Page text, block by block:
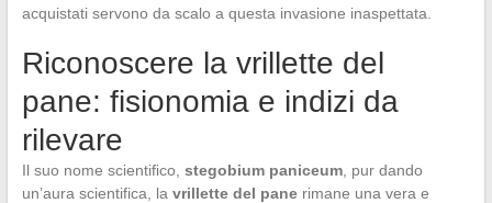
acquistati servono da scalo a questa invasione inaspettata.
Riconoscere la vrillette del
pane: fisionomia e indizi da
rilevare
Il suo nome scientifico, stegobium paniceum, pur dando
un’aura scientifica, la vrillette del panerimane una vera e